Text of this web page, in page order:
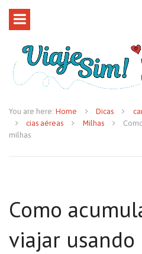
You are here: Home Dicas
cias aéreas
Milhas
milhas
Como
viajar usando